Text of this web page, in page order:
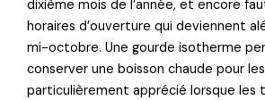
dixième mois de l’année, et encore
horaires d’ouverture qui deviennent
mi-octobre. Une gourde isotherme
conserver une boisson chaude pour
particulièrement apprécié lorsque les